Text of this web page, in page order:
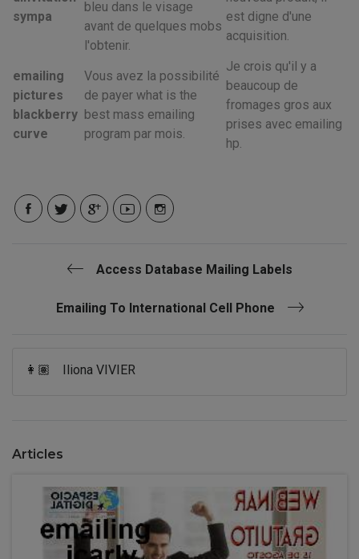
sympa
bleu dans le visage
avant de quelques mobs
l'obtenir.
est digne d'une
acquisition.
emailing
pictures
blackberry
curve
Vous avez la possibilité
de payer what is the
best mass emailing
program par mois.
Je crois qu'il y a
beaucoup de
fromages gros aux
prises avec emailing
hp.
Access Database Mailing Labels
Emailing To International Cell Phone
👩🏽 Iliona VIVIER
Articles